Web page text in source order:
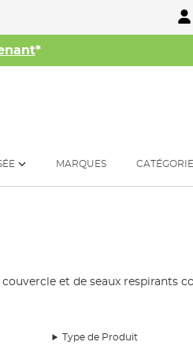
*
MARQUES
et de seaux respirants
Type de Produit